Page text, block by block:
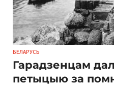
БЕЛАРУСЬ
Гарадзенцам
петыцыю за